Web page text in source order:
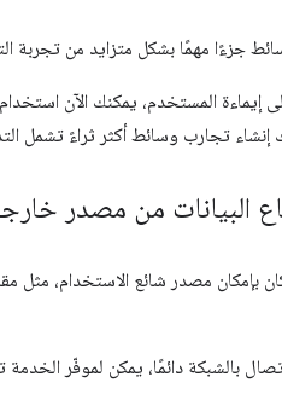
جزءًا مهمًا بشكل متزايد من تجربة
إيماءة المستخدم، يمكنك الآن
إنشاء تجارب وسائط أكثر ثراءً تشمل
البيانات من مصدر
بإمكان مصدر شائع الاستخدام،
بالشبكة دائمًا، يمكن لموفّر